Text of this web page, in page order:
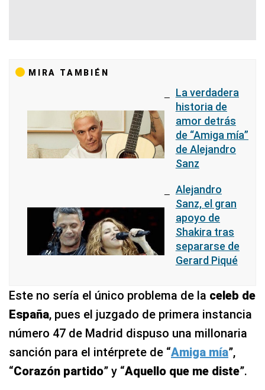
MIRA TAMBIÉN
La verdadera
historia de
amor detrás
de “Amiga mía”
de Alejandro
Sanz
Alejandro
Sanz, el gran
apoyo de
Shakira tras
separarse de
Gerard Piqué
Este no sería el único problema de la celeb de
España, pues el juzgado de primera instancia
número 47 de Madrid dispuso una millonaria
sanción para el intérprete de “Amiga mía”,
“Corazón partido” y “Aquello que me diste”.